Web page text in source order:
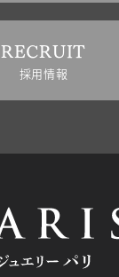
RECRUIT
採用情報